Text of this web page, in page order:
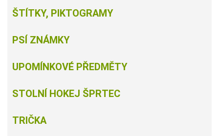
ŠTÍTKY, PIKTOGRAMY
PSÍ ZNÁMKY
UPOMÍNKOVÉ PŘEDMĚTY
STOLNÍ HOKEJ ŠPRTEC
TRIČKA